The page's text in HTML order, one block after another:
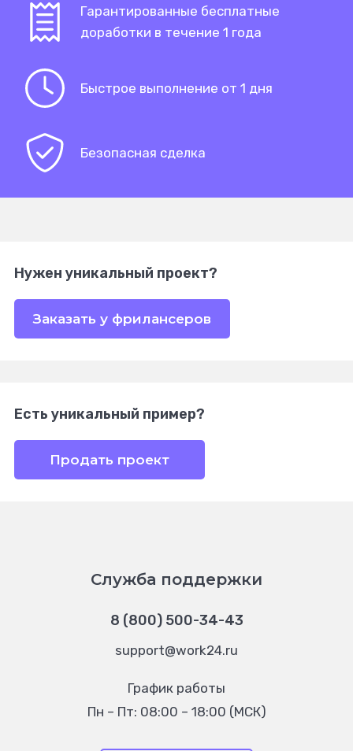
Гарантированные бесплатные
доработки в течение 1 года
Быстрое выполнение от 1 дня
Безопасная сделка
Нужен уникальный проект?
Заказать у фрилансеров
Есть уникальный пример?
Продать проект
Служба поддержки
8 (800) 500-34-43
support@work24.ru
График работы
Пн – Пт: 08:00 – 18:00 (МСК)